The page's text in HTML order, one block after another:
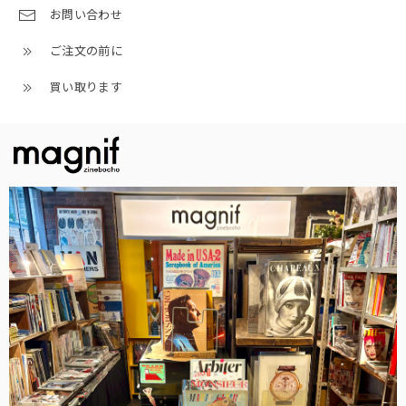
お問い合わせ
ご注文の前に
買い取ります